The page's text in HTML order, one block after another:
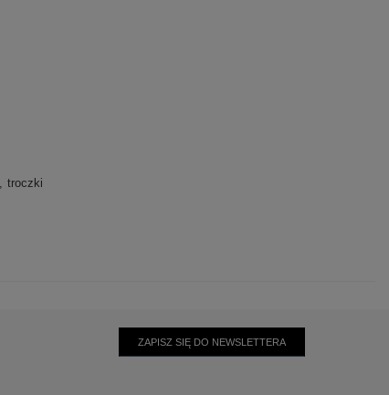
troczki
ZAPISZ SIĘ DO NEWSLETTERA